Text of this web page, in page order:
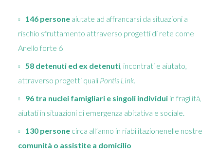
146 persone aiutate ad affrancarsi da situazioni a
rischio sfruttamento attraverso progetti di rete come
Anello forte 6
58 detenuti ed ex detenuti, incontrati e aiutato,
attraverso progetti quali Pontis Link.
96 tra nuclei famigliari e singoli individui in fragilità,
aiutati in situazioni di emergenza abitativa e sociale.
130 persone circa all’anno in riabilitazionenelle nostre
comunità o assistite a domicilio